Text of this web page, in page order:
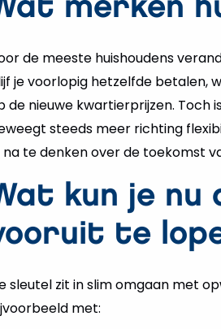
merken
de meeste huishoudens
je voorlopig hetzelfde betalen,
de nieuwe kwartierprijzen. Toch
steeds meer richting
na te denken over de toekomst
kun je nu
te
sleutel zit in slim omgaan met
met: